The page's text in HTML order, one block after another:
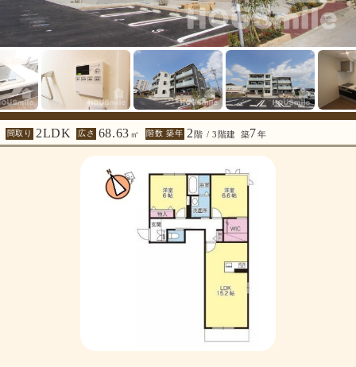
間取り 2LDK 広さ 68.63 ㎡ 階数 築年 2 階 / 3階建 築7年